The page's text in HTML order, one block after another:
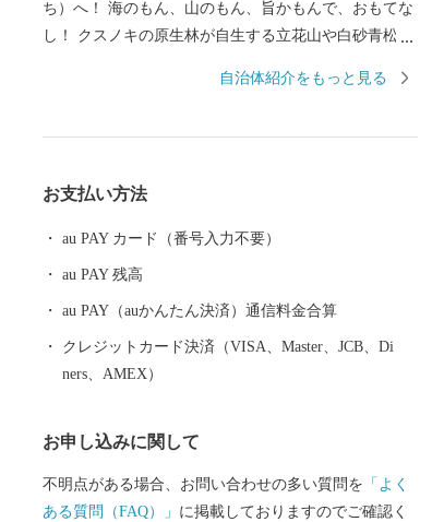
ち）へ！ 海のもん、山のもん、旨かもんで、おもてな
し！ クスノキの原生林が自生する立花山や白砂青松の
ど自然にも恵まれています。 最強の戦国武将「立花宗
ご「あまおう」に、 皇室献上の歴史を持つ「立花みか
ん」。 海岸沿いにズラリと並ぶ水産加工所で仕上げら
メの代表格「もつ鍋」。 新宮町でしか味わえない自慢
の特産品をぜひお楽しみください！
自治体紹介をもっと見る
お支払い方法
au PAY カード（番号入力不要）
au PAY 残高
au PAY（auかんたん決済）通信料金合算
クレジットカード決済（VISA、Master、JCB、Di
ners、AMEX）
お申し込みに関して
不明点がある場合、お問い合わせの多い質問を 「よく
ある質問（FAQ）」 に掲載しておりますのでご確認く